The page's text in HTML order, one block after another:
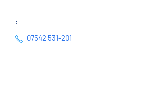
:
07542 531-201